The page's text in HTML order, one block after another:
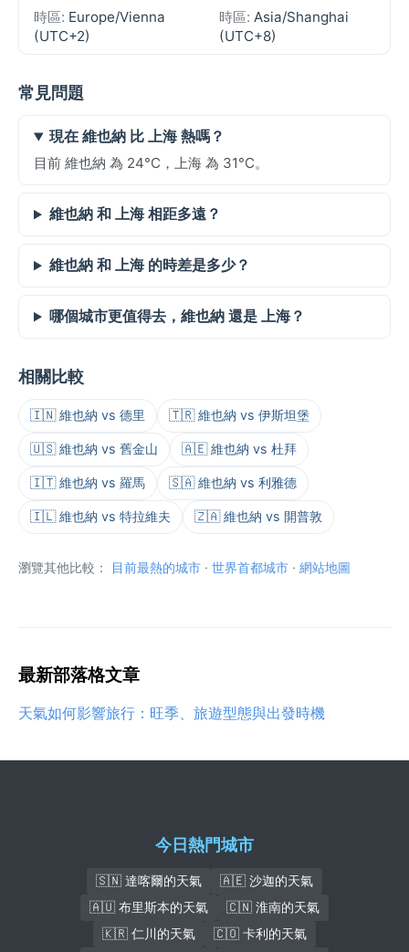
時區: Europe/Vienna
(UTC+2)
時區: Asia/Shanghai
(UTC+8)
常見問題
現在 維也納 比 上海 熱嗎？
目前 維也納 為 24°C，上海 為 31°C。
維也納 和 上海 相距多遠？
維也納 和 上海 的時差是多少？
哪個城市更值得去，維也納 還是 上海？
相關比較
🇮🇳 維也納 vs 德里 🇹🇷 維也納 vs 伊斯坦堡
🇺🇸 維也納 vs 舊金山 🇦🇪 維也納 vs 杜拜
🇮🇹 維也納 vs 羅馬 🇸🇦 維也納 vs 利雅德
🇮🇱 維也納 vs 特拉維夫 🇿🇦 維也納 vs 開普敦
瀏覽其他比較： 目前最熱的城市 · 世界首都城市 · 網站地圖
最新部落格文章
天氣如何影響旅行：旺季、旅遊型態與出發時機
今日熱門城市
🇸🇳 達喀爾的天氣
🇦🇪 沙迦的天氣
🇦🇺 布里斯本的天氣
🇨🇳 淮南的天氣
🇰🇷 仁川的天氣
🇨🇴 卡利的天氣